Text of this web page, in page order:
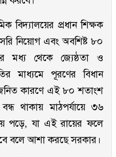
বিদ্যালয়ের প্রধান শিক্ষক
নিয়োগ এবং অবশিষ্ট ৮০
মধ্য থেকে জ্যেষ্ঠতা ও
মাধ্যমে পূরণের বিধান
কারণে এই ৮০ শতাংশ
থাকায় মাঠপর্যায়ে ৩৬
পড়ে, যা এই রায়ের ফলে
বলে আশা করছে সরকার।